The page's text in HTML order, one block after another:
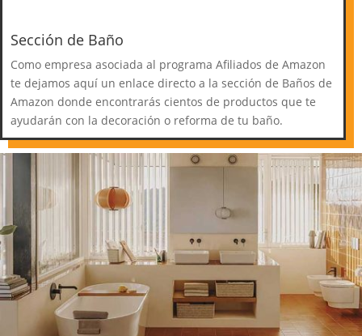
Sección de Baño
Como empresa asociada al programa Afiliados de Amazon
te dejamos aquí un enlace directo a la sección de Baños de
Amazon donde encontrarás cientos de productos que te
ayudarán con la decoración o reforma de tu baño.